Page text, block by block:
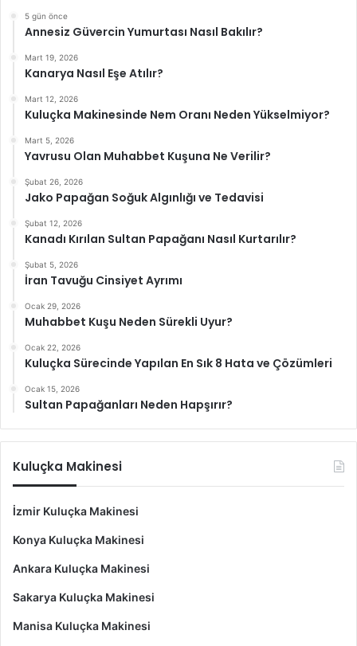
5 gün önce
Annesiz Güvercin Yumurtası Nasıl Bakılır?
Mart 19, 2026
Kanarya Nasıl Eşe Atılır?
Mart 12, 2026
Kuluçka Makinesinde Nem Oranı Neden Yükselmiyor?
Mart 5, 2026
Yavrusu Olan Muhabbet Kuşuna Ne Verilir?
Şubat 26, 2026
Jako Papağan Soğuk Algınlığı ve Tedavisi
Şubat 12, 2026
Kanadı Kırılan Sultan Papağanı Nasıl Kurtarılır?
Şubat 5, 2026
İran Tavuğu Cinsiyet Ayrımı
Ocak 29, 2026
Muhabbet Kuşu Neden Sürekli Uyur?
Ocak 22, 2026
Kuluçka Sürecinde Yapılan En Sık 8 Hata ve Çözümleri
Ocak 15, 2026
Sultan Papağanları Neden Hapşırır?
Kuluçka Makinesi
İzmir Kuluçka Makinesi
Konya Kuluçka Makinesi
Ankara Kuluçka Makinesi
Sakarya Kuluçka Makinesi
Manisa Kuluçka Makinesi